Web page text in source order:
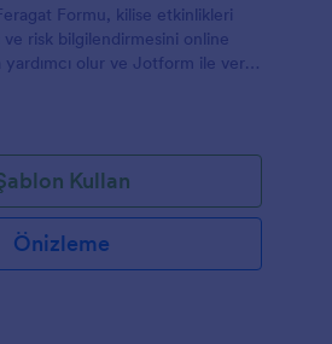
Formu, kilise etkinlikleri
ve risk bilgilendirmesini online
yardımcı olur ve Jotform ile veri
Kullan
Önizleme